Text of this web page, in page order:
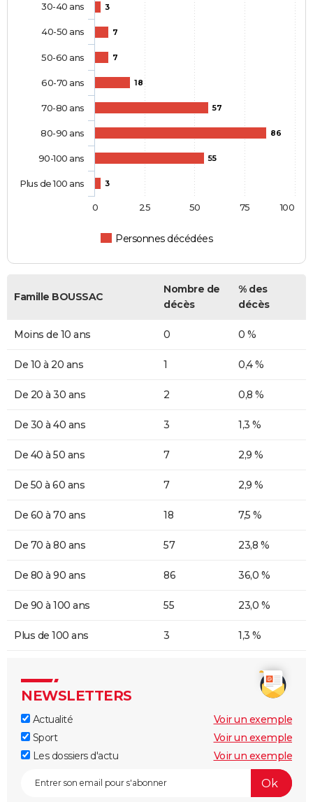
3
7
7
18
57
86
55
3
Personnes décédées
30-40 ans
40-50 ans
50-60 ans
60-70 ans
70-80 ans
80-90 ans
90-100 ans
Plus de 100 ans
0 100
25 50 75
Famille BOUSSAC
Nombre de
décès
% des
décès
Moins de 10 ans 0 0 %
De 10 à 20 ans 1 0,4 %
De 20 à 30 ans 2 0,8 %
De 30 à 40 ans 3 1,3 %
De 40 à 50 ans 7 2,9 %
De 50 à 60 ans 7 2,9 %
De 60 à 70 ans 18 7,5 %
De 70 à 80 ans 57 23,8 %
De 80 à 90 ans 86 36,0 %
De 90 à 100 ans 55 23,0 %
Plus de 100 ans 3 1,3 %
NEWSLETTERS
Actualité
Voir un exemple
Sport
Voir un exemple
Les dossiers d'actu
Voir un exemple